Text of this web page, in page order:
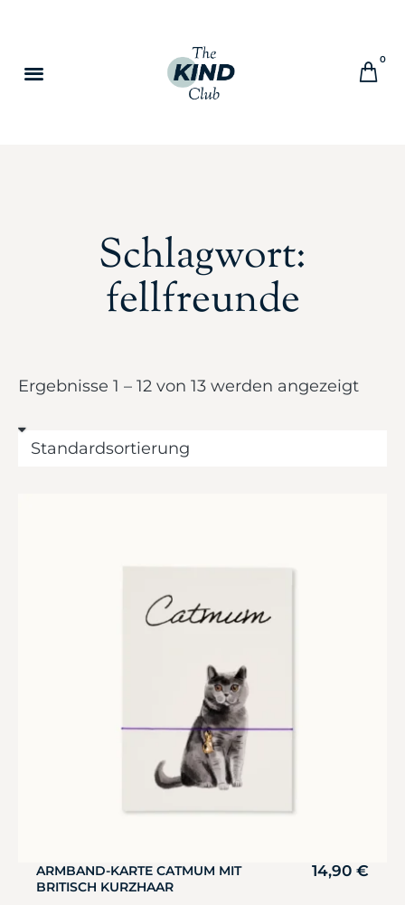
0
Schlagwort:
fellfreunde
Ergebnisse 1 – 12 von 13 werden angezeigt
ARMBAND-KARTE CATMUM MIT
BRITISCH KURZHAAR
14,90 €